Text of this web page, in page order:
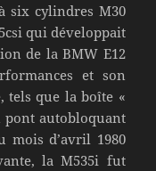
six cylindres M30
qui développait
de la BMW E12
et son
tels que la boîte «
pont autobloquant
mois d’avril 1980
la M535i fut